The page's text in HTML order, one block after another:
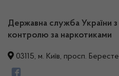
Державна служба України з
контролю за наркотиками
03115, м. Київ, просп.